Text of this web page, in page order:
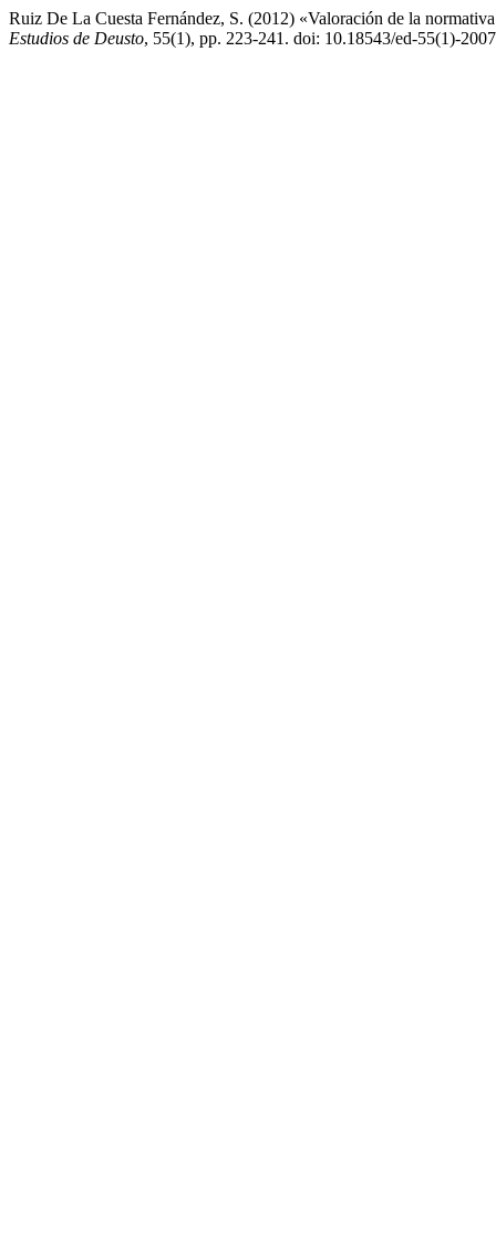
Ruiz De La Cuesta Fernández, S. (2012) «Valoración de la
Estudios de Deusto, 55(1), pp. 223-241. doi: 10.18543/ed-55(1)-